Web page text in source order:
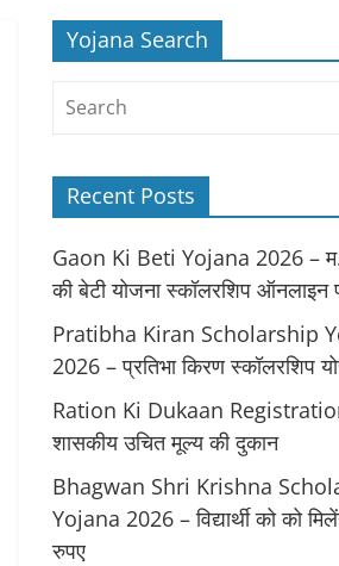
Yojana Search
Recent Posts
Gaon Ki Beti Yojana 2026 –
की बेटी योजना स्कॉलरशिप ऑनलाइन
Pratibha Kiran Scholarship
2026 – प्रतिभा किरण स्कॉलरशिप
Ration Ki Dukaan
शासकीय उचित मूल्य की दुकान
Bhagwan Shri Krishna
Yojana 2026 – विद्यार्थी को को
रुपए